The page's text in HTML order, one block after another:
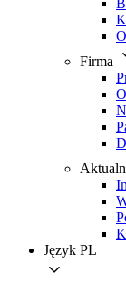
Firma
Język PL